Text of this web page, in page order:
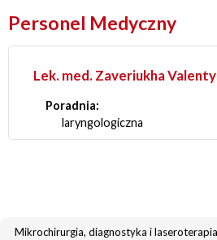
Personel Medyczny
Lek. med. Zaveriukha
Poradnia:
laryngologiczna
Mikrochirurgia, diagnostyka i